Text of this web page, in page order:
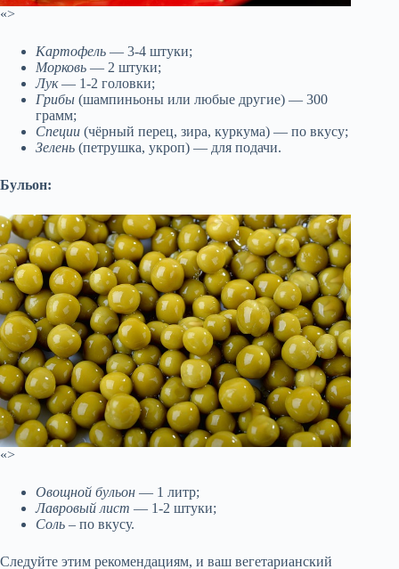
«>
Картофель — 3-4 штуки;
Морковь — 2 штуки;
Лук— 1-2 головки;
Грибы (шампиньоны или любые другие) — 300
грамм;
Специи (чёрный перец, зира, куркума) — по вкусу;
Зелень (петрушка, укроп) — для подачи.
Бульон:
«>
Овощной бульон — 1 литр;
Лавровый лист — 1-2 штуки;
Соль – по вкусу.
Следуйте этим рекомендациям, и ваш вегетарианский